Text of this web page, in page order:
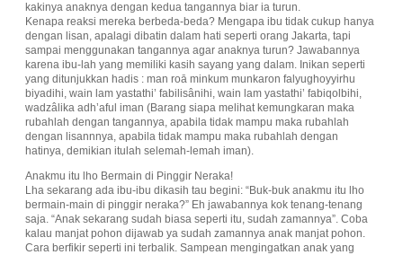
kakinya anaknya dengan kedua tangannya biar ia turun.
Kenapa reaksi mereka berbeda-beda? Mengapa ibu tidak cukup hanya
dengan lisan, apalagi dibatin dalam hati seperti orang Jakarta, tapi
sampai menggunakan tangannya agar anaknya turun? Jawabannya
karena ibu-lah yang memiliki kasih sayang yang dalam. Inikan seperti
yang ditunjukkan hadis : man roā minkum munkaron falyughoyyirhu
biyadihi, wain lam yastathi’ fabilisânihi, wain lam yastathi’ fabiqolbihi,
wadzâlika adh’aful iman (Barang siapa melihat kemungkaran maka
rubahlah dengan tangannya, apabila tidak mampu maka rubahlah
dengan lisannnya, apabila tidak mampu maka rubahlah dengan
hatinya, demikian itulah selemah-lemah iman).
Anakmu itu lho Bermain di Pinggir Neraka!
Lha sekarang ada ibu-ibu dikasih tau begini: “Buk-buk anakmu itu lho
bermain-main di pinggir neraka?” Eh jawabannya kok tenang-tenang
saja. “Anak sekarang sudah biasa seperti itu, sudah zamannya”. Coba
kalau manjat pohon dijawab ya sudah zamannya anak manjat pohon.
Cara berfikir seperti ini terbalik. Sampean mengingatkan anak yang